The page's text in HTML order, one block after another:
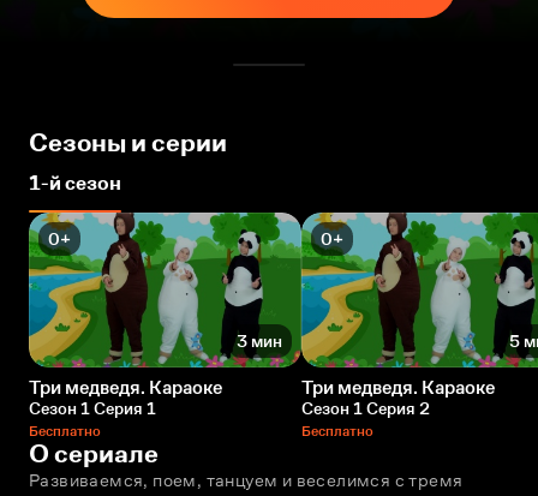
Сезоны и серии
1-й сезон
0+
3 мин
Три медведя. Караоке
Сезон 1 Серия 1
Бесплатно
0+
5
Три медведя. Караоке
Сезон 1 Серия 2
Бесплатно
О сериале
Развиваемся, поем, танцуем и веселимся с тремя